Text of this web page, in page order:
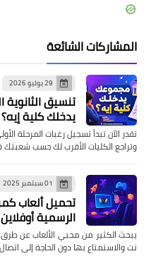
المشاركات الشائعة
29 يوليو 2026
يدخلك كلية إيه؟
تقدر الآن تبدأ تسجيل رغبات المرحلة
وتراجع الكليات الأقرب لك حسب
01 سبتمبر 2025
تحميل ألعاب
الرسمية أوفلاين
يبحث الكثير من محبي الألعاب عن
نت والاستمتاع بها دون الحاجة إلى